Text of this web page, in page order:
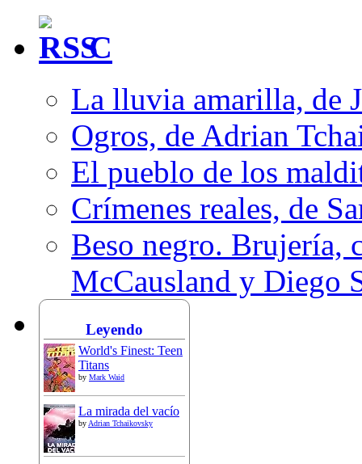
C
La lluvia amarilla, de
Ogros, de Adrian
El pueblo de los
Crímenes reales, de
Beso negro. Brujería,
McCausland y Diego
Leyendo
World's Finest: Teen
Titans
by Mark Waid
La mirada del vacío
byAdrian Tchaikovsky